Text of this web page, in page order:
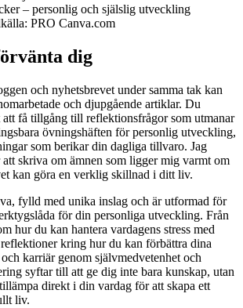
– personlig och själslig utveckling
PRO Canva.com
dig
och nyhetsbrevet under samma tak kan
och djupgående artiklar. Du
få tillgång till reflektionsfrågor som utmanar
övningshäften för personlig utveckling,
som berikar din dagliga tillvaro. Jag
skriva om ämnen som ligger mig varmt om
kan göra en verklig skillnad i ditt liv.
fylld med unika inslag och är utformad för
för din personliga utveckling. Från
hur du kan hantera vardagens stress med
kring hur du kan förbättra dina
karriär genom självmedvetenhet och
syftar till att ge dig inte bara kunskap, utan
direkt i din vardag för att skapa ett
liv.